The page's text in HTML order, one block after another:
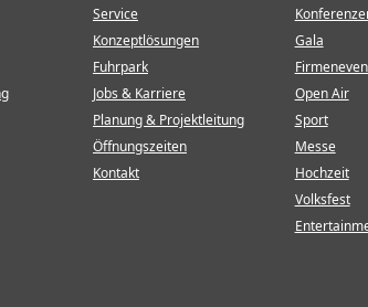
Service
Konzeptlösungen
Fuhrpark
Jobs & Karriere
Planung & Projektleitung
Öffnungszeiten
Kontakt
Gala
Open Air
Sport
Messe
Hochzeit
Volksfest